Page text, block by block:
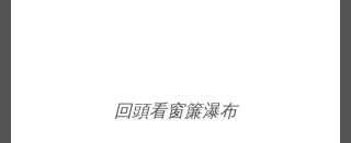
回頭看窗簾瀑布